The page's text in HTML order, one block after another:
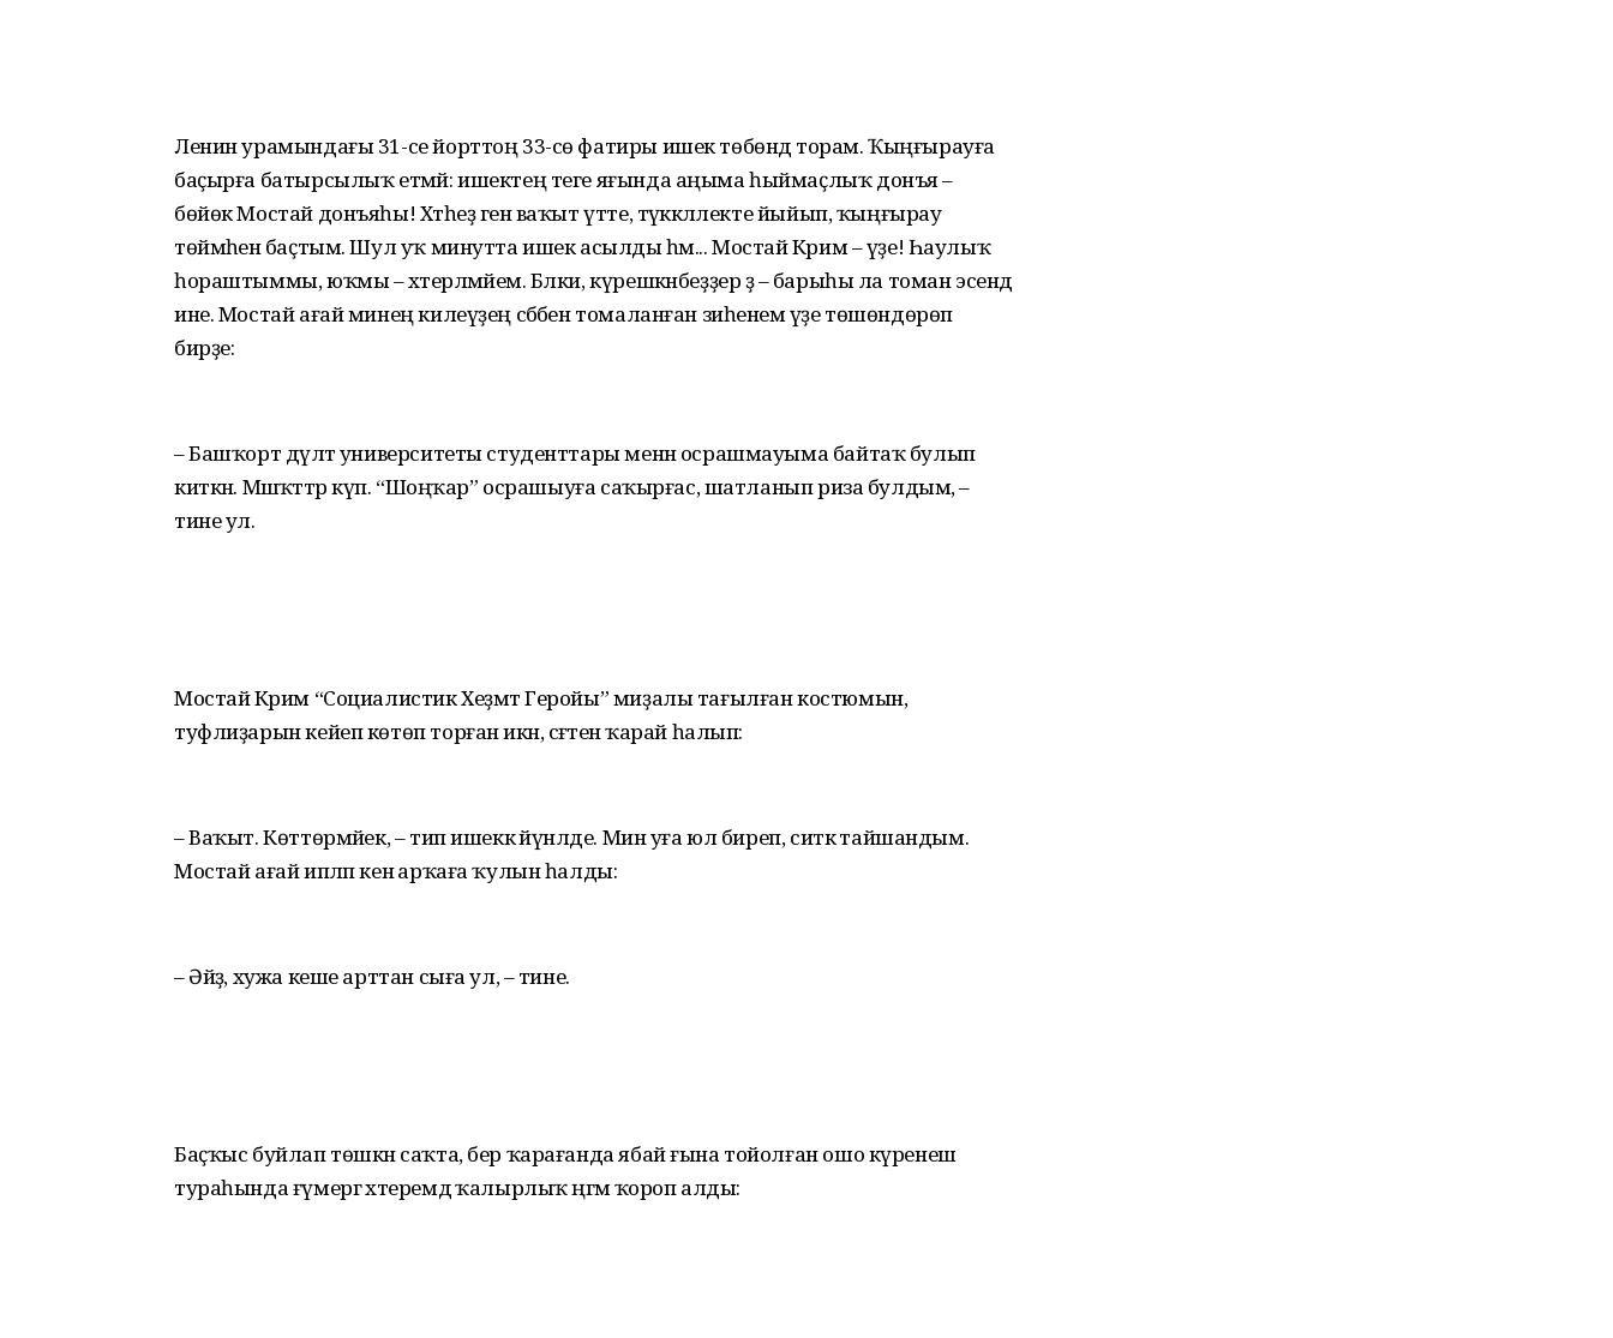
Ленин урамындағы 31-се йорттоң 33-сө фатиры ишек төбөндә торам. Ҡыңғырауға
баҫырға батырсылыҡ етмәй: ишектең теге яғында аңыма һыймаҫлыҡ донъя –
бөйөк Мостай донъяһы! Хәтһеҙ генә ваҡыт үтте, тәүәккәллекте йыйып, ҡыңғырау
төймәһенә баҫтым. Шул уҡ минутта ишек асылды һәм... Мостай Кәрим – үҙе! Һаулыҡ
һораштыммы, юҡмы – хәтерләмәйем. Бәлки, күрешкәнбеҙҙер ҙә – барыһы ла томан эсендә
ине. Мостай ағай минең килеүҙең сәбәбен томаланған зиһенемә үҙе төшөндөрөп
бирҙе:
– Башҡорт дәүләт университеты студенттары менән осрашмауыма байтаҡ булып
киткән. Мәшәҡәттәр күп. “Шоңҡар” осрашыуға саҡырғас, шатланып риза булдым, –
тине ул.
Мостай Кәрим “Социалистик Хеҙмәт Геройы” миҙалы тағылған костюмын,
туфлиҙарын кейеп көтөп торған икән, сәғәтенә ҡарай һалып:
– Ваҡыт. Көттөрмәйек, – тип ишеккә йүнәлде. Мин уға юл биреп, ситкә тайшандым.
Мостай ағай ипләп кенә арҡаға ҡулын һалды:
– Әйҙә, хужа кеше арттан сыға ул, – тине.
Баҫҡыс буйлап төшкән саҡта, бер ҡарағанда ябай ғына тойолған ошо күренеш
тураһында ғүмергә хәтеремдә ҡалырлыҡ әңгәмә ҡороп алды: